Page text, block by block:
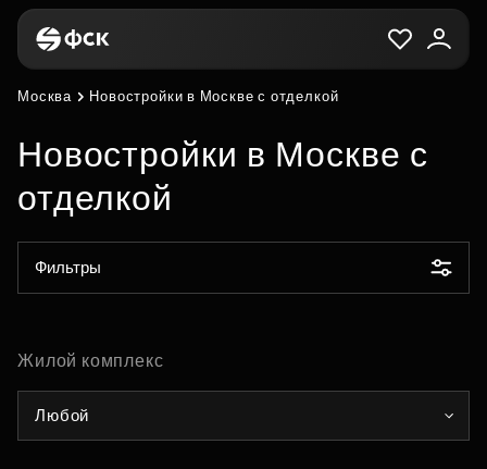
Москва Новостройки в Москве с отделкой
Новостройки в Москве с
отделкой
Фильтры
Жилой комплекс
Любой